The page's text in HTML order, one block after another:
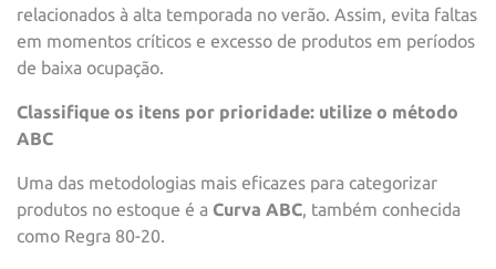
relacionados à alta temporada no verão. Assim, evita faltas
em momentos críticos e excesso de produtos em períodos
de baixa ocupação.
Classifique os itens por prioridade: utilize o método
ABC
Uma das metodologias mais eficazes para categorizar
produtos no estoque é a Curva ABC, também conhecida
como Regra 80-20.